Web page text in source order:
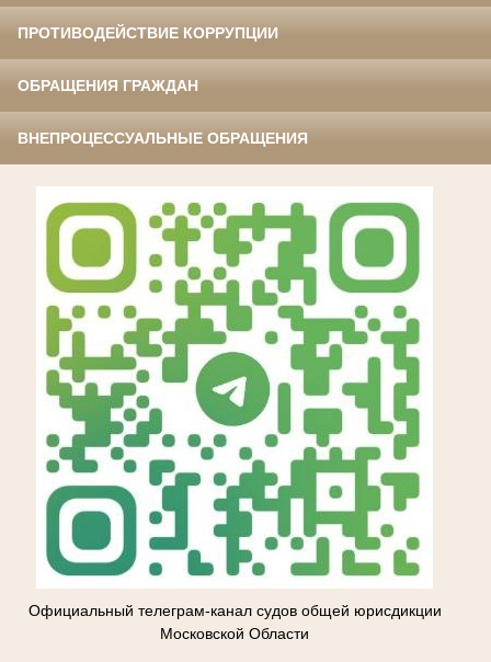
ПРОТИВОДЕЙСТВИЕ КОРРУПЦИИ
ОБРАЩЕНИЯ ГРАЖДАН
ВНЕПРОЦЕССУАЛЬНЫЕ ОБРАЩЕНИЯ
Официальный телеграм-канал судов общей юрисдикции
Московской Области